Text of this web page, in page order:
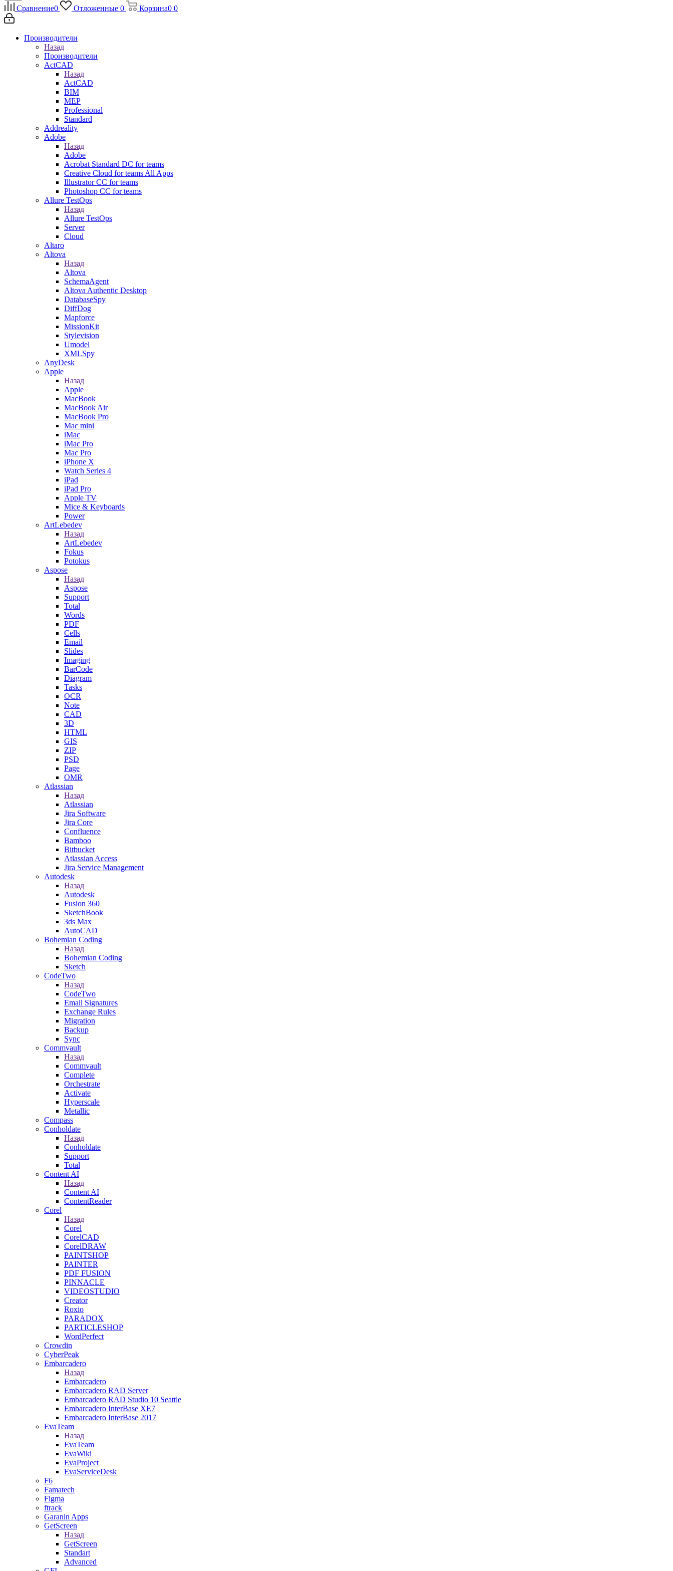
Сравнение0 Отложенные 0 Корзина0 0
Производители
Назад
Производители
ActCAD
Назад
ActCAD
BIM
MEP
Professional
Standard
Addreality
Adobe
Назад
Adobe
Acrobat Standard DC for teams
Creative Cloud for teams All Apps
Illustrator CC for teams
Photoshop CC for teams
Allure TestOps
Назад
Allure TestOps
Server
Cloud
Altaro
Altova
Назад
Altova
SchemaAgent
Altova Authentic Desktop
DatabaseSpy
DiffDog
Mapforce
MissionKit
Stylevision
Umodel
XMLSpy
AnyDesk
Apple
Назад
Apple
MacBook
MacBook Air
MacBook Pro
Mac mini
iMac
iMac Pro
Mac Pro
iPhone X
Watch Series 4
iPad
iPad Pro
Apple TV
Mice & Keyboards
Power
ArtLebedev
Назад
ArtLebedev
Fokus
Potokus
Aspose
Назад
Aspose
Support
Total
Words
PDF
Cells
Email
Slides
Imaging
BarCode
Diagram
Tasks
OCR
Note
CAD
3D
HTML
GIS
ZIP
PSD
Page
OMR
Atlassian
Назад
Atlassian
Jira Software
Jira Core
Confluence
Bamboo
Bitbucket
Atlassian Access
Jira Service Management
Autodesk
Назад
Autodesk
Fusion 360
SketchBook
3ds Max
AutoCAD
Bohemian Coding
Назад
Bohemian Coding
Sketch
CodeTwo
Назад
CodeTwo
Email Signatures
Exchange Rules
Migration
Backup
Sync
Commvault
Назад
Commvault
Complete
Orchestrate
Activate
Hyperscale
Metallic
Compass
Conholdate
Назад
Conholdate
Support
Total
Content AI
Назад
Content AI
ContentReader
Corel
Назад
Corel
CorelCAD
CorelDRAW
PAINTSHOP
PAINTER
PDF FUSION
PINNACLE
VIDEOSTUDIO
Creator
Roxio
PARADOX
PARTICLESHOP
WordPerfect
Crowdin
CyberPeak
Embarcadero
Назад
Embarcadero
Embarcadero RAD Server
Embarcadero RAD Studio 10 Seattle
Embarcadero InterBase XE7
Embarcadero InterBase 2017
EvaTeam
Назад
EvaTeam
EvaWiki
EvaProject
EvaServiceDesk
F6
Famatech
Figma
ftrack
Garanin Apps
GetScreen
Назад
GetScreen
Standart
Advanced